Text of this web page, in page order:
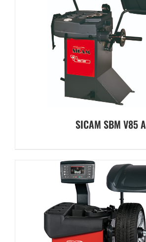
SICAM SBM V85 A